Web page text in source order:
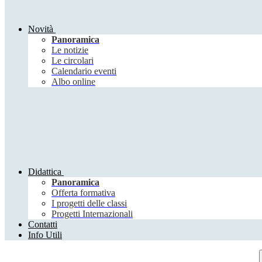
Novità
Panoramica
Le notizie
Le circolari
Calendario eventi
Albo online
Didattica
Panoramica
Offerta formativa
I progetti delle classi
Progetti Internazionali
Contatti
Info Utili